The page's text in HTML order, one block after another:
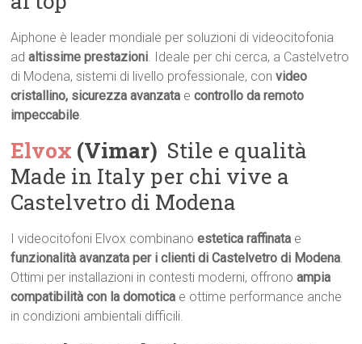
Aiphone è leader mondiale per soluzioni di videocitofonia
adaltissime prestazioni. Ideale per chi cerca, a Castelvetro
di Modena, sistemi di livello professionale, convideo
cristallino, sicurezza avanzata econtrollo da remoto
impeccabile.
Elvox (Vimar)  Stile e qualità
Made in Italy per chi vive a
Castelvetro di Modena
I videocitofoni Elvox combinanoestetica raffinata e
funzionalità avanzata per i clienti di Castelvetro di Modena.
Ottimi per installazioni in contesti moderni, offronoampia
compatibilità con la domotica e ottime performance anche
in condizioni ambientali difficili.